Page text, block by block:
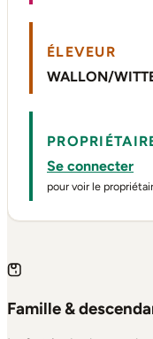
ÉLEVEUR
WALLON/
Se connecter
pour voir le
Famille &